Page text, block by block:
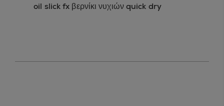
oil slick fx βερνίκι νυχιών quick dry